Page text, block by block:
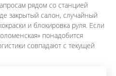
рядом со станцией
закрытый салон, случайный
и блокировка руля. Если
понадобится
совпадают с текущей